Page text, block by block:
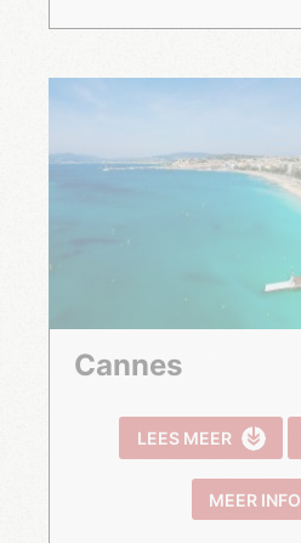
Cannes
LEES MEER
MEER INFO